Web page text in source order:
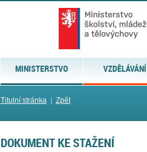
MINISTERSTVO VZDĚLÁVÁNÍ
Titulní stránka| Zpět
DOKUMENT KE STAŽENÍ